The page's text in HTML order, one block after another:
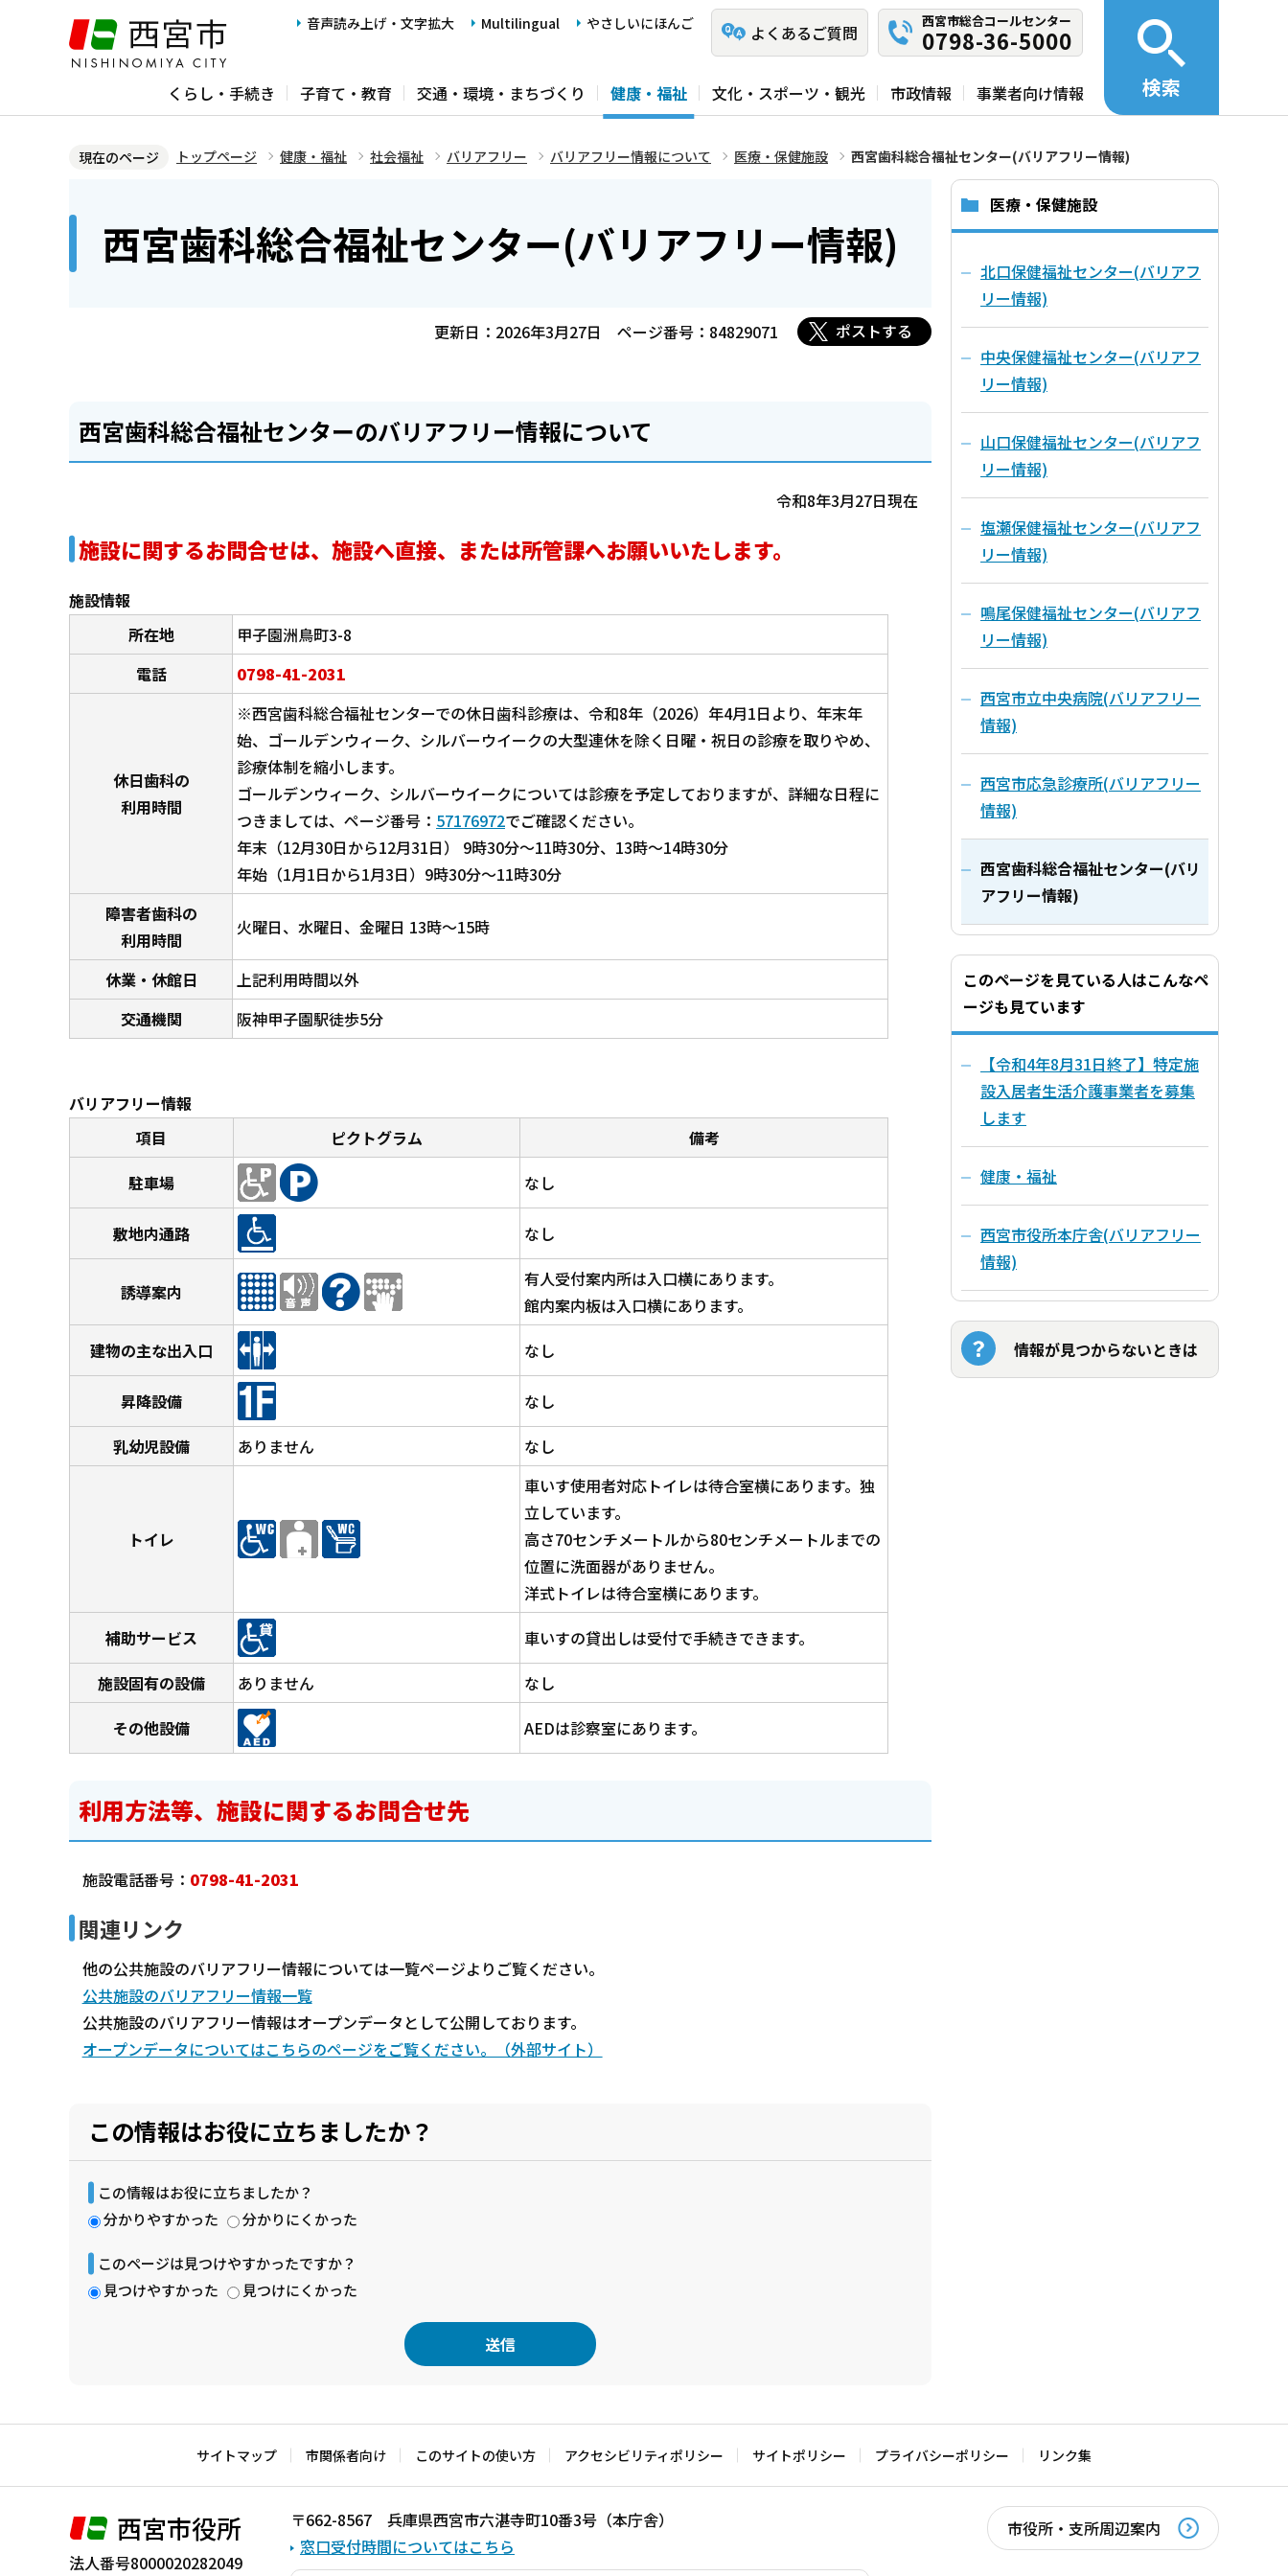
ジ
音声読み上げ・文字拡大 Multilingual やさしいにほんご よくあるご質問
西宮市総合コールセンター
0798-36-5000
くらし・手続き 子育て・教育 交通・環境・まちづくり 健康・福祉 文化・スポーツ・観光 市政情報 事業者向け情報 検索
現在のページ トップページ 健康・福祉 社会福祉 バリアフリー バリアフリー情報について 医療・保健施設 西宮歯科総合福祉センター(バリアフリー情報)
西宮歯科総合福祉センター(バリアフリー情報)
更新日：2026年3月27日 ページ番号：84829071 ポストする
西宮歯科総合福祉センターのバリアフリー情報について
令和8年3月27日現在
施設に関するお問合せは、施設へ直接、または所管課へお願いいたします。
施設情報
所在地
甲子園洲鳥町3-8
電話
0798-41-2031
休日歯科の
利用時間
※西宮歯科総合福祉センターでの休日歯科診療は、令和8年（2026）年4月1日より、年末年
始、ゴールデンウィーク、シルバーウイークの大型連休を除く日曜・祝日の診療を取りやめ、
診療体制を縮小します。
ゴールデンウィーク、シルバーウイークについては診療を予定しておりますが、詳細な日程に
つきましては、ページ番号： 57176972でご確認ください。
年末（12月30日から12月31日） 9時30分～11時30分、13時～14時30分
年始（1月1日から1月3日）9時30分～11時30分
障害者歯科の
利用時間
火曜日、水曜日、金曜日 13時～15時
休業・休館日
上記利用時間以外
交通機関
阪神甲子園駅徒歩5分
バリアフリー情報
項目
ピクトグラム
備考
駐車場
なし
敷地内通路 なし
誘導案内
有人受付案内所は入口横にあります。
館内案内板は入口横にあります。
建物の主な出入口
なし
昇降設備
なし
乳幼児設備
ありません なし
トイレ
車いす使用者対応トイレは待合室横にあります。独
立しています。
高さ70センチメートルから80センチメートルまでの
位置に洗面器がありません。
洋式トイレは待合室横にあります。
補助サービス
車いすの貸出しは受付で手続きできます。
施設固有の設備
ありません
なし
その他設備
AEDは診察室にあります。
利用方法等、施設に関するお問合せ先
施設電話番号： 0798-41-2031
関連リンク
他の公共施設のバリアフリー情報については一覧ページよりご覧ください。
公共施設のバリアフリー情報一覧
公共施設のバリアフリー情報はオープンデータとして公開しております。
オープンデータについてはこちらのページをご覧ください。（外部サイト）
この情報はお役に立ちましたか？
この情報はお役に立ちましたか？
分かりやすかった
分かりにくかった
このページは見つけやすかったですか？
見つけやすかった
見つけにくかった
文
で
医療・保健施設
北口保健福祉センター(バリアフ
リー情報)
中央保健福祉センター(バリアフ
リー情報)
山口保健福祉センター(バリアフ
リー情報)
塩瀬保健福祉センター(バリアフ
リー情報)
鳴尾保健福祉センター(バリアフ
リー情報)
西宮市立中央病院(バリアフリー
情報)
西宮市応急診療所(バリアフリー
情報)
西宮歯科総合福祉センター(バリ
アフリー情報)
このページを見ている人はこんなペ
ージも見ています
【令和4年8月31日終了】特定施
設入居者生活介護事業者を募集
します
健康・福祉
西宮市役所本庁舎(バリアフリー
情報)
情報が見つからないときは
サイトマップ 市関係者向け このサイトの使い方 アクセシビリティポリシー サイトポリシー プライバシーポリシー リンク集
西宮市役所
法人番号8000020282049
〒662-8567 兵庫県西宮市六湛寺町10番3号（本庁舎）
窓口受付時間についてはこちら
市役所・支所周辺案内